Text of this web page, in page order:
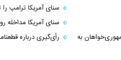
سنای آمریکا ترامپ را
سنای آمریکا مداخله روسیه در
به
رأی‌گیری درباره